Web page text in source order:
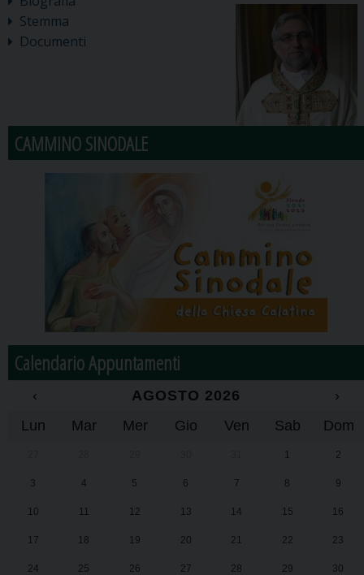
Stemma
Documenti
CAMMINO SINODALE
Calendario Appuntamenti
‹ AGOSTO 2026
›
Lun
Mar Mer Gio Ven Sab Dom
1 2
3 4 5 6 7 8 9
10 11 12 13 14 15 16
17 18 19 20 21 22 23
24 25 26 27 28 29 30